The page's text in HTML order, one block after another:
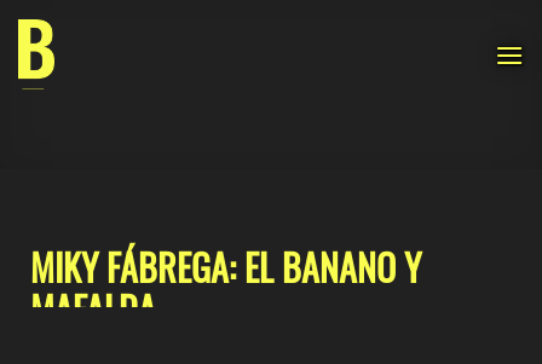
Saltar
contenido
MIKY FÁBREGA: EL BANANO Y
MAFALDA